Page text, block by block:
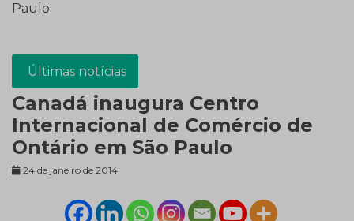
Paulo
Últimas notícias
Canadá inaugura Centro
Internacional de Comércio de
Ontário em São Paulo
24 de janeiro de 2014